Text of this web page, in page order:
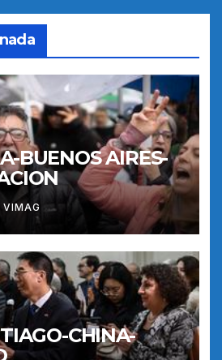
BUENOS AIRES-
VIMAG
CHINA-